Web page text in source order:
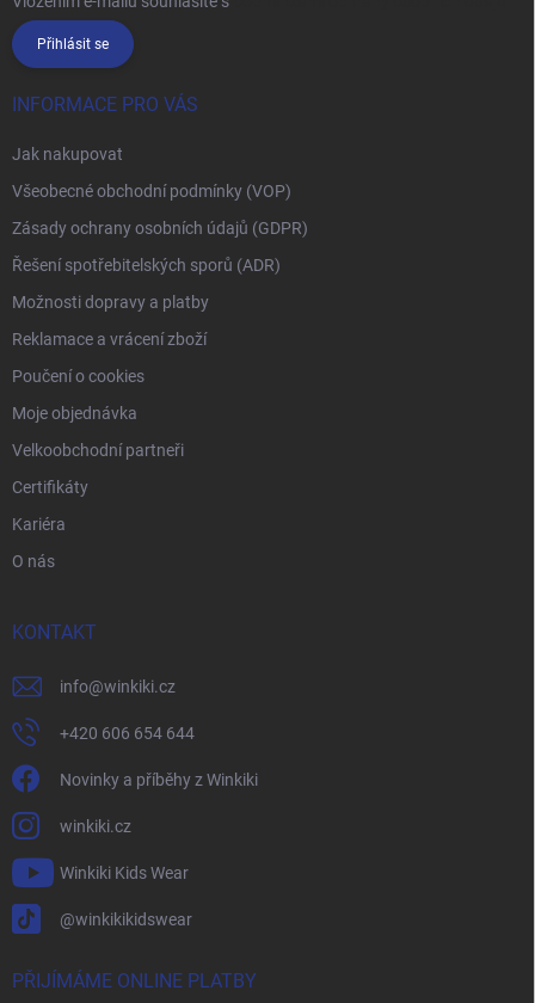
Přihlásit se
INFORMACE PRO VÁS
Jak nakupovat
Všeobecné obchodní podmínky (VOP)
Zásady ochrany osobních údajů (GDPR)
Řešení spotřebitelských sporů (ADR)
Možnosti dopravy a platby
Reklamace a vrácení zboží
Poučení o cookies
Moje objednávka
Velkoobchodní partneři
Certifikáty
Kariéra
O nás
KONTAKT
info@winkiki.cz
+420 606 654 644
Novinky a příběhy z Winkiki
winkiki.cz
Winkiki Kids Wear
@winkikikidswear
PŘIJÍMÁME ONLINE PLATBY